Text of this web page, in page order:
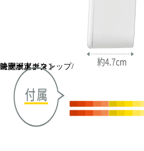
モードボタン
時間設定ボタン
スタート・ストップ/
決定ボタン